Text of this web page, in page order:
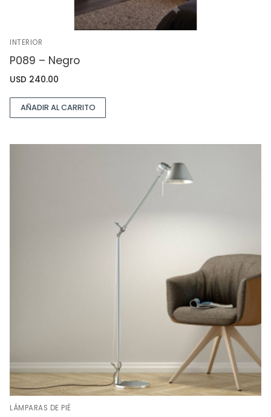
INTERIOR
P089 – Negro
USD 240.00
AÑADIR AL CARRITO
LÁMPARAS DE PIÉ